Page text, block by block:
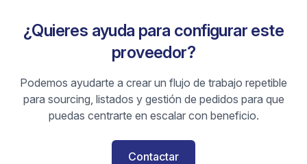
¿Quieres ayuda para configurar este
proveedor?
Podemos ayudarte a crear un flujo de trabajo repetible
para sourcing, listados y gestión de pedidos para que
puedas centrarte en escalar con beneficio.
Contactar